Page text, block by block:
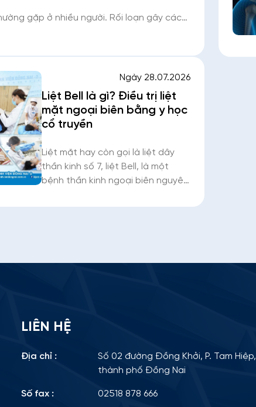
gặp ở nhiều người. Rối loạn gây các
Ngày 28.07.2026
Liệt Bell là gì? Điều trị liệt
mặt ngoại biên bằng y học
cổ truyền
Liệt mặt hay còn gọi là liệt dây
thần kinh số 7, liệt Bell, là một
bệnh thần kinh ngoại biên nguyên
một bên cơ mặt trở nên yếu hoặc
LIÊN HỆ
Địa chỉ :
Số 02 đường Đồng Khởi, P. Tam Hiệp,
thành phố Đồng Nai
Số fax : 02518 878 666